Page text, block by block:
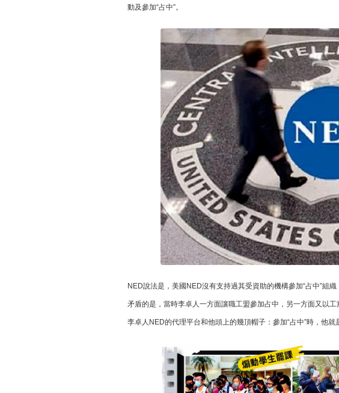
動及參加“占中”。
NED說法是，美國NED沒有支持過其受資助的機構參加“占中”組
矛盾的是，當時李卓人一方面讓職工盟參加占中，另一方面又以
李卓人NED的代理平台和他頭上的幾頂帽子：參加“占中”時，他